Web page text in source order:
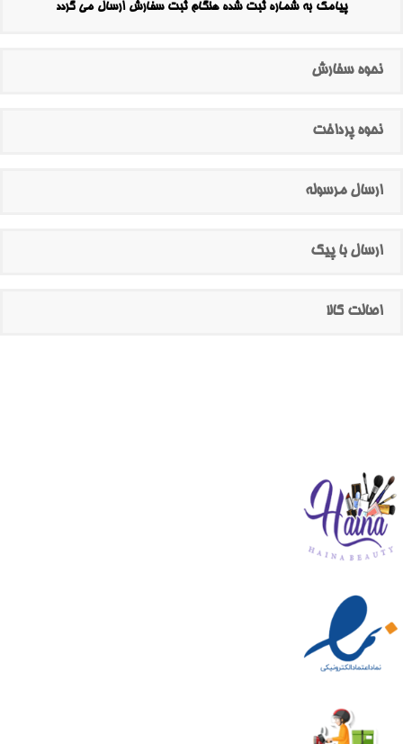
پیامک به شماره ثبت شده هنگام ثبت سفارش ارسال می گردد
نحوه سفارش
نحوه پرداخت
ارسال مرسوله
ارسال با پیک
اصالت کالا